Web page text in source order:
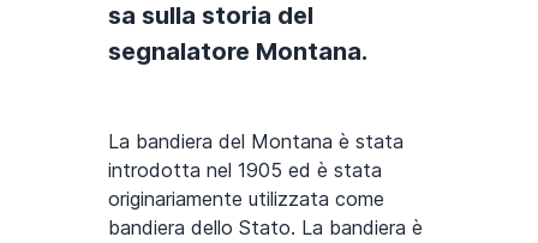
sa sulla storia del
segnalatore Montana.
La bandiera del Montana è stata
introdotta nel 1905 ed è stata
originariamente utilizzata come
bandiera dello Stato. La bandiera è